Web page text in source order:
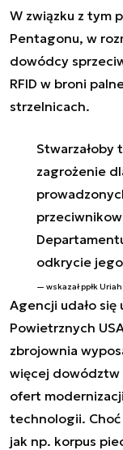
W związku z tym
Pentagonu, w
dowódcy
RFID w broni
strzelnicach.
Stwarzałoby
zagrożenie
odkrycie
wskazał ppłk
Agencji udało się
Powietrznych
zbrojownia
więcej dowództw
ofert
technologii.
jak np. korpus